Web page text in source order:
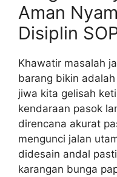
Aman
Disiplin
Khawatir masalah
barang bikin
jiwa kita gelisah
kendaraan pasok
direncana akurat
mengunci jalan
didesain andal
karangan bunga